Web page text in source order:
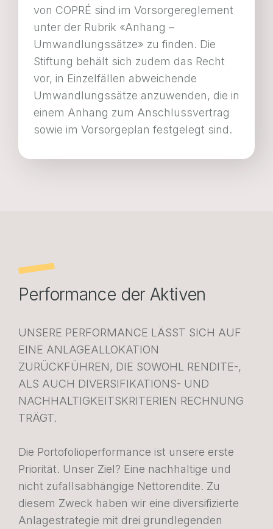
von COPRÉ sind im Vorsorgereglement
unter der Rubrik «Anhang –
Umwandlungssätze» zu finden. Die
Stiftung behält sich zudem das Recht
vor, in Einzelfällen abweichende
Umwandlungssätze anzuwenden, die in
einem Anhang zum Anschlussvertrag
sowie im Vorsorgeplan festgelegt sind.
Performance der Aktiven
UNSERE PERFORMANCE LÄSST SICH AUF
EINE ANLAGEALLOKATION
ZURÜCKFÜHREN, DIE SOWOHL RENDITE-,
ALS AUCH DIVERSIFIKATIONS- UND
NACHHALTIGKEITSKRITERIEN RECHNUNG
TRÄGT.
Die Portofolioperformance ist unsere erste
Priorität. Unser Ziel? Eine nachhaltige und
nicht zufallsabhängige Nettorendite. Zu
diesem Zweck haben wir eine diversifizierte
Anlagestrategie mit drei grundlegenden